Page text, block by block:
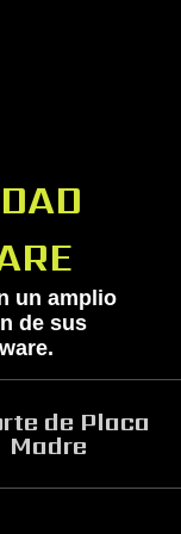
un amplio
de sus
de Placa
Madre